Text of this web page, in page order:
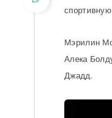
Мэрилин
Алека
Джадд.